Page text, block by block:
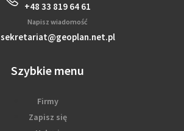
+48 33 819 64 61
Napisz wiadomość
sekretariat@geoplan.net.pl
Szybkie menu
Firmy
Zapisz się